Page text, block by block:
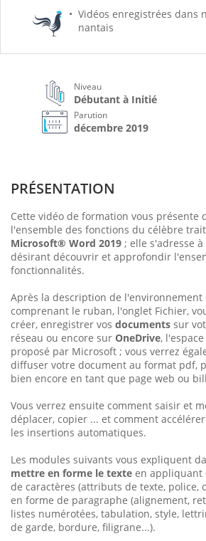
Vidéos enregistrées dans
nantais
Niveau
Débutant à Initié
Parution
décembre 2019
PRÉSENTATION
Cette vidéo de formation vous présente
l'ensemble des fonctions du célèbre
Microsoft® Word 2019 ; elle s'adresse
désirant découvrir et approfondir
fonctionnalités.
Après la description de l'environnement
comprenant le ruban, l'onglet Fichier,
créer, enregistrer vos documents sur
réseau ou encore sur OneDrive,
proposé par Microsoft ; vous verrez
diffuser votre document au format pdf,
bien encore en tant que page web ou
Vous verrez ensuite comment saisir et
déplacer, copier ... et comment
les insertions automatiques.
Les modules suivants vous expliquent
mettre en forme le texte en appliquant
de caractères (attributs de texte, police,
en forme de paragraphe (alignement,
listes numérotées, tabulation, style,
de garde, bordure, filigrane...).